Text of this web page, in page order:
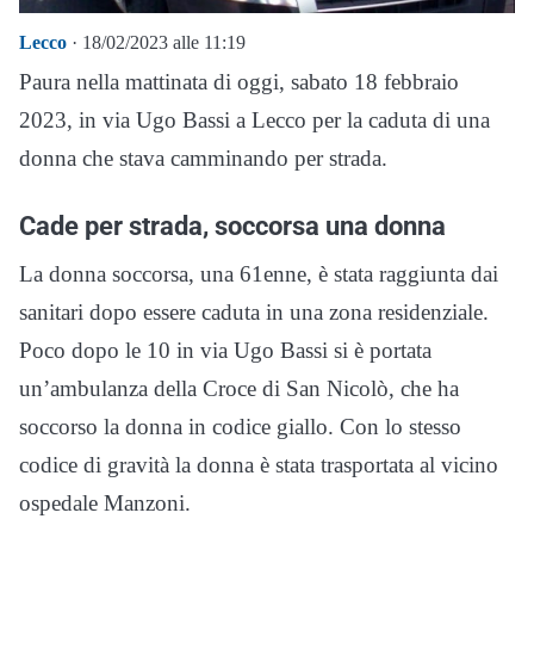
Lecco · 18/02/2023 alle 11:19
Paura nella mattinata di oggi, sabato 18 febbraio
2023, in via Ugo Bassi a Lecco per la caduta di una
donna che stava camminando per strada.
Cade per strada, soccorsa una donna
La donna soccorsa, una 61enne, è stata raggiunta dai
sanitari dopo essere caduta in una zona residenziale.
Poco dopo le 10 in via Ugo Bassi si è portata
un’ambulanza della Croce di San Nicolò, che ha
soccorso la donna in codice giallo. Con lo stesso
codice di gravità la donna è stata trasportata al vicino
ospedale Manzoni.